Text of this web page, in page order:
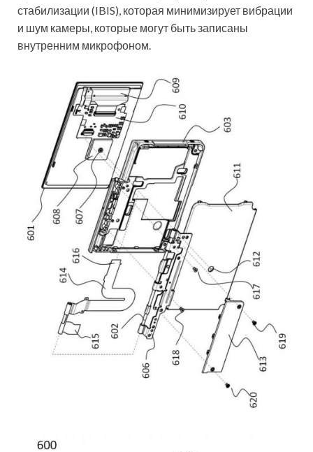
стабилизации (IBIS), которая минимизирует вибрации
и шум камеры, которые могут быть записаны
внутренним микрофоном.